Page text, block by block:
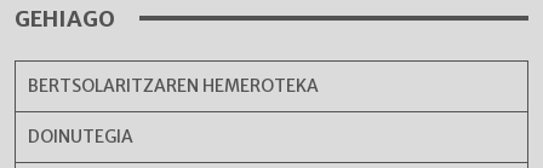
GEHIAGO
BERTSOLARITZAREN HEMEROTEKA
DOINUTEGIA